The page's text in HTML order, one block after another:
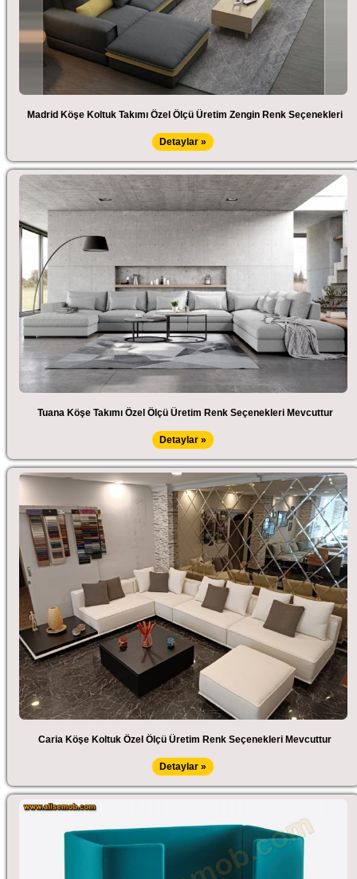
Madrid Köşe Koltuk Takımı Özel Ölçü Üretim Zengin Renk Seçenekleri
Detaylar »
Tuana Köşe Takımı Özel Ölçü Üretim Renk Seçenekleri Mevcuttur
Detaylar »
Caria Köşe Koltuk Özel Ölçü Üretim Renk Seçenekleri Mevcuttur
Detaylar »